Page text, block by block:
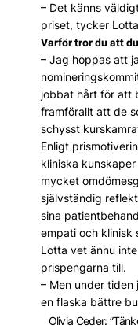
– Det känns
priset, tycker
Varför tror du att
– Jag hoppas att
jobbat hårt för att
framförallt att de
schysst
Enligt
kliniska
mycket
självständig
sina
empati och klinisk
Lotta vet ännu
prispengarna till.
– Men under
en flaska bättre
Olivia Ceder: